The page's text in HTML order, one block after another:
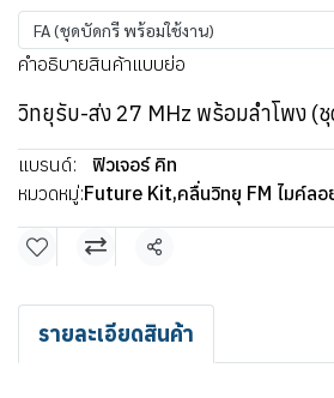
FA (ชุดบัดกรี พร้อมใช้งาน)
คำอธิบายสินค้าแบบย่อ
วิทยุรับ-ส่ง 27 MHz พร้อมลำโพง (ชุ
แบรนด์:
ฟิวเจอร์ คิท
หมวดหมู่:Future Kit,คลื่นวิทยุ FM ไมค์ลอ
แชร์
รายละเอียดสินค้า